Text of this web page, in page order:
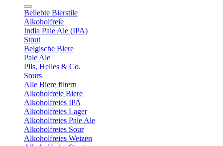
Beliebte Bierstile
Alkoholfreie
India Pale Ale (IPA)
Stout
Belgische Biere
Pale Ale
Pils, Helles & Co.
Sours
Alle Biere filtern
Alkoholfreie Biere
Alkoholfreies IPA
Alkoholfreies Lager
Alkoholfreies Pale Ale
Alkoholfreies Sour
Alkoholfreies Weizen